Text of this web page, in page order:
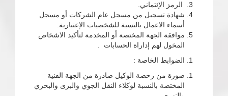
الرمز الإئتماني.
شهادة تسجيل من مسجل عام الشركات أو مسجل
أسماء الاعمال بالنسبة للشخصيات الإعتبارية.
موافقة الجهة المختصة أو المخدمة لتأكيد الاشخاص
المخول لهم إداراة الحسابات .
الضوابط الخاصة :
صورة من رخصة الوكيل صادرة من الجهة الفنية
المختصة بالنسبة لوكلاء النقل الجوي والبرى والبحري